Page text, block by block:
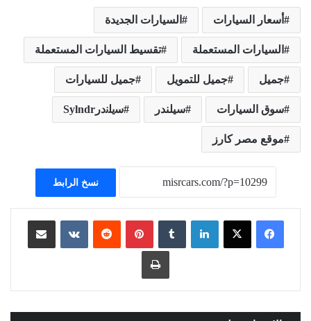
أسعار السيارات السيارات الجديدة
السيارات المستعملة تقسيط السيارات المستعملة
جميل جميل للتمويل جميل للسيارات
سوق السيارات سيلندر ﺳﯾﻠﻧدرSylndr
موقع مصر كارز
نسخ الرابط
لينكدإن ‏Tumblr بينتيريست
‏Reddit
‏VKontakte مشاركة عبر البريد
طباعة